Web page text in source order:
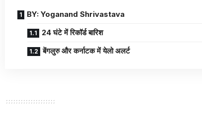
BY: Yoganand Shrivastava
24 घंटे में रिकॉर्ड बारिश
बेंगलुरु और कर्नाटक में येलो अलर्ट